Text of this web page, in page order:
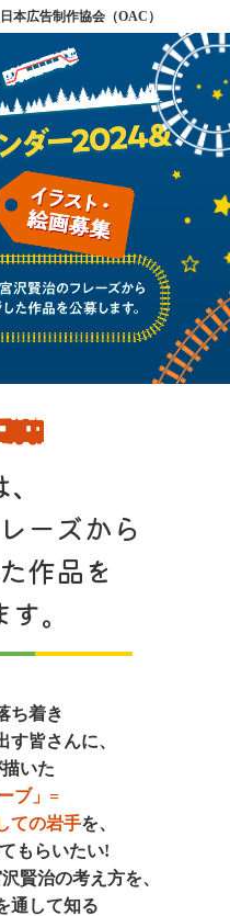
本広告制作協会（OAC）
ーズから
作品を
。
ち着き
す皆さんに、
いた
ブ」=
ての岩手を、
もらいたい!
賢治の考え方を、
通して知る